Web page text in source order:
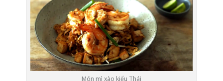
Món mì xào kiểu Thái